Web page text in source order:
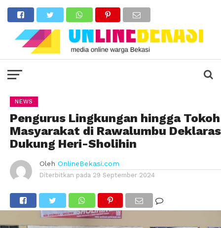
NEWS
Pengurus Lingkungan hingga Tokoh
Masyarakat di Rawalumbu
Dukung Heri-Sholihin
Oleh OnlineBekasi.com
Diterbitkan pada 29 September 2024